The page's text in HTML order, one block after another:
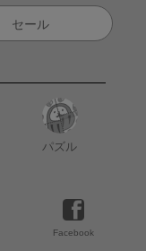
セール
パズル
Facebook